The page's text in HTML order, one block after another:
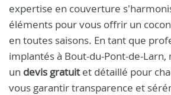
expertise en couverture
éléments pour vous offrir un
en toutes saisons. En tant que
implantés à Bout-du-Pont-de-Larn,
un devis gratuitet détaillé pour
vous garantir transparence et